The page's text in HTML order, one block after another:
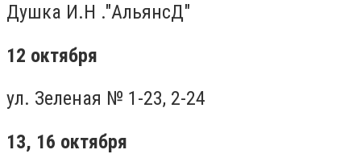
Душка И.Н ."АльянсД"
12 октября
ул. Зеленая № 1-23, 2-24
13, 16 октября